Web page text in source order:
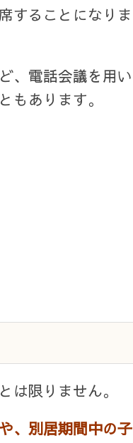
ることになりま
、電話会議を用
もあります。
は限りません。
、別居期間中の